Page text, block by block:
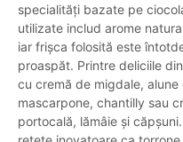
specialități bazate pe
utilizate includ arome
iar frișca folosită este
proaspăt. Printre deliciile
cu cremă de migdale,
mascarpone, chantilly sau
portocală, lămâie și